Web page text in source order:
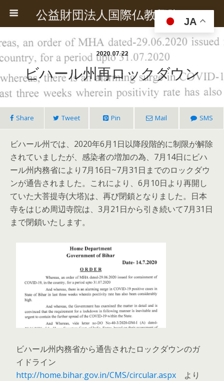
公益財団法人国際仏教興隆協会
2020.07.22
ビハール州再ロックダウン
Share Tweet Pin Mail SMS
ビハール州では、2020年6月1日以降段階的に制限が解除
されていましたが、感染者の増加の為、7月14日にビハ
ール州内務省により7月16日~7月31日までのロックダウ
ンが通告されました。これにより、6月10日より再開し
ていた大菩提寺(大塔)は、再び閉鎖となりました。日本
寺をはじめ周辺寺院は、3月21日から引き続いて7月31日
まで閉鎖いたします。
ビハール州内務省から通告されたロックダウンのガ
イドライン
http://home.bihar.gov.in/CMS/circular.aspx より
JA